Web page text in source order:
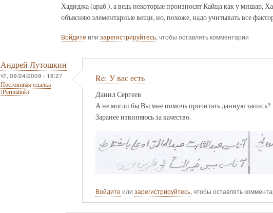
Хадиджа (араб.), а ведь некоторые произносят Кайца как у мишар,
объясняю элементарные вещи, но, похоже, надо учитывать все
Войдите или зарегистрируйтесь, чтобы оставлять комментарии
Андрей Лутошкин
чт, 09/24/2009 - 18:27
Постоянная ссылка
(Permalink)
Re: У вас есть
Данил Сергеев
А не могли бы Вы мне помочь прочитать данную запись?
Заранее извиняюсь за качество.
Войдите или зарегистрируйтесь, чтобы оставлять